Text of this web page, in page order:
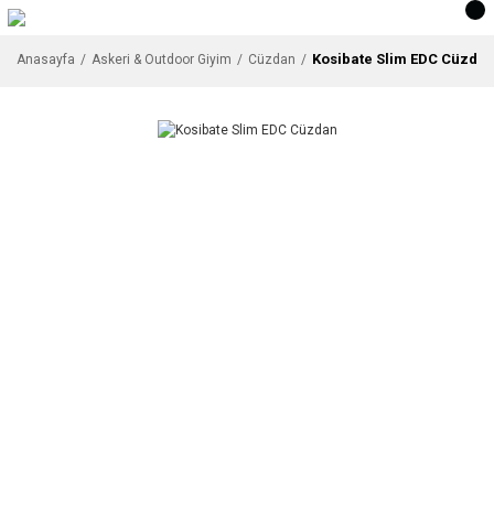
Anasayfa Askeri & Outdoor Giyim Cüzdan Kosibate Slim EDC Cüzdan